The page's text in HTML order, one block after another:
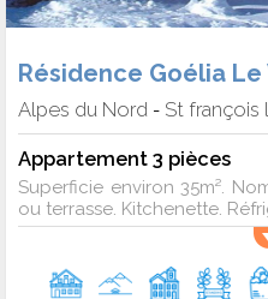
Alpes du Nord - St françois
Appartement 3 pièces
Superficie environ 35m².
ou terrasse. Kitchenette.